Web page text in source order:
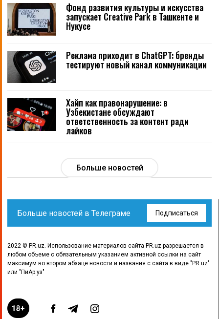
Фонд развития культуры и искусства
запускает Creative Park в Ташкенте и
Нукусе
Реклама приходит в ChatGPT: бренды
тестируют новый канал коммуникации
Хайп как правонарушение: в
Узбекистане обсуждают
ответственность за контент ради
лайков
Больше новостей
Больше новостей в Телеграме Подписаться
2022 © PR.uz. Использование материалов сайта PR.uz разрешается в
любом объеме с обязательным указанием активной ссылки на сайт
максимум во втором абзаце новости и названия с сайта в виде "PR.uz"
или "ПиАр.уз"